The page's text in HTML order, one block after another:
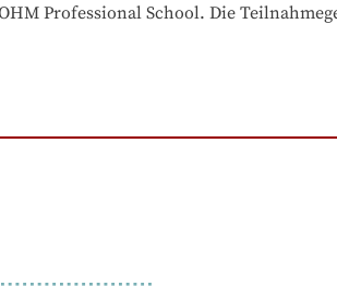
Professional School. Die